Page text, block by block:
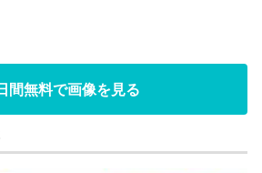
間無料で画像を見る